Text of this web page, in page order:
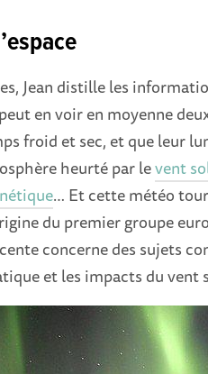
Jean distille les
en voir en moyenne
froid et sec, et que leur
heurté par levent
… Et cette météo
du premier groupe
concerne des sujets
et les impacts du